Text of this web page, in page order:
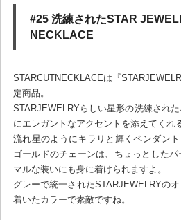
#25 洗練されたSTAR
NECKLACE
STARCUTNECKLACEは『
定商品。
STARJEWELRYらしい星形の洗練され
にエレガントなアクセントを添えてくれ
流れ星のようにキラリと輝くペンダン
ゴールドのチェーンは、ちょっとした
マルな装いにも身に着けられますよ。
グレーで統一されたSTARJEWELRYの
着いたカラーで素敵ですね。